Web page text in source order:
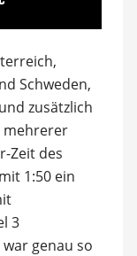
Schweden,
zusätzlich
mehrerer
Zeit des
1:50 ein
3
genau so